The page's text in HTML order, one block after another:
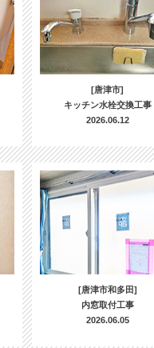
[唐津市]
キッチン水栓交換工事
2026.06.12
[唐津市和多田]
内窓取付工事
2026.06.05